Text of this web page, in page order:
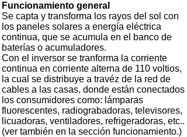
Funcionamiento general
Se capta y transforma los rayos del sol con
los paneles solares a energía eléctrica
continua, que se acumula en el banco de
baterías o acumuladores.
Con el inversor se tranforma la corriente
continua en corriente alterna de 110 voltios,
la cual se distribuye a travéz de la red de
cables a las casas, donde están conectados
los consumidores como: lámparas
fluorescentes, radiograbadoras, televisores,
licuadoras, ventiladores, refrigeradoras, etc..
(ver también en la sección funcionamiento.)